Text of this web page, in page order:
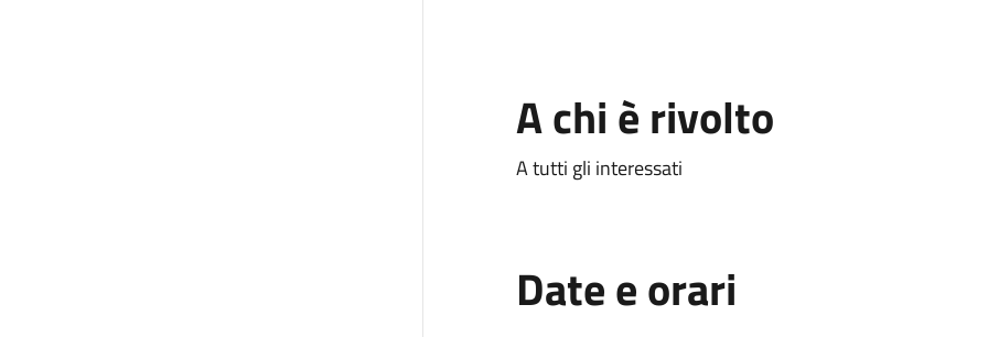
A chi è rivolto
A tutti gli interessati
Date e orari